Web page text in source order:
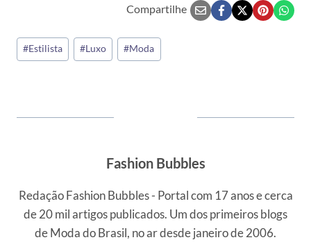
Compartilhe
Tags
do
#Estilista #Luxo #Moda
Fashion Bubbles
Redação Fashion Bubbles - Portal com 17 anos e cerca
de 20 mil artigos publicados. Um dos primeiros blogs
de Moda do Brasil, no ar desde janeiro de 2006.